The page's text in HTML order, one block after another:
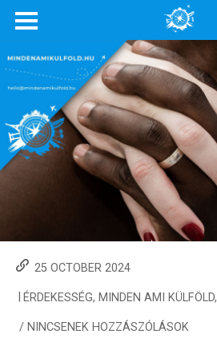
25 OCTOBER 2024
ÉRDEKESSÉG, MINDEN AMI KÜLFÖLD,
/ NINCSENEK HOZZÁSZÓLÁSOK